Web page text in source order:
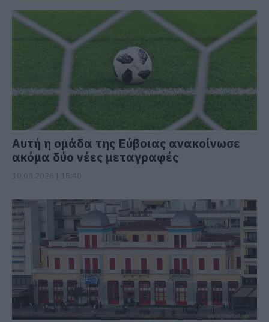
Αυτή η ομάδα της Εύβοιας ανακοίνωσε
ακόμα δύο νέες μεταγραφές